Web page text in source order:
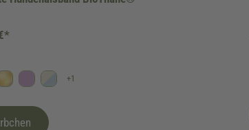
GoldFliederHimmelblau/Beige
+1